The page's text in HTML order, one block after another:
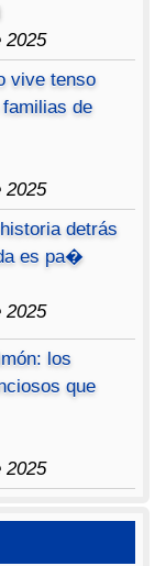
2025
vive tenso
de
2025
detrás
es pa�
2025
los
que
2025